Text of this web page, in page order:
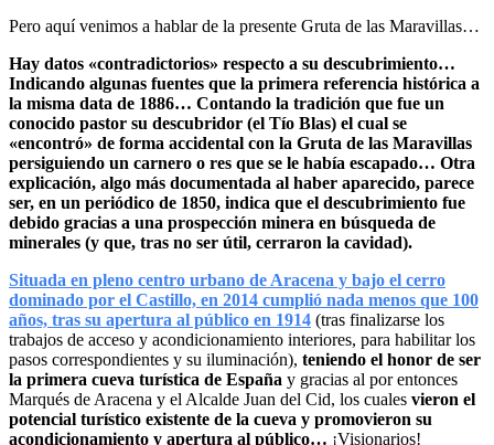
Pero aquí venimos a hablar de la presente Gruta de las Maravillas…
Hay datos «contradictorios» respecto a su descubrimiento…
Indicando algunas fuentes que la primera referencia histórica a
la misma data de 1886… Contando la tradición que fue un
conocido pastor su descubridor (el Tío Blas) el cual se
«encontró» de forma accidental con la Gruta de las Maravillas
persiguiendo un carnero o res que se le había escapado… Otra
explicación, algo más documentada al haber aparecido, parece
ser, en un periódico de 1850, indica que el descubrimiento fue
debido gracias a una prospección minera en búsqueda de
minerales (y que, tras no ser útil, cerraron la cavidad).
Situada en pleno centro urbano de Aracena y bajo el cerro
dominado por el Castillo, en 2014 cumplió nada menos que 100
años, tras su apertura al público en 1914 (tras finalizarse los
trabajos de acceso y acondicionamiento interiores, para habilitar los
pasos correspondientes y su iluminación), teniendo el honor de ser
la primera cueva turística de España y gracias al por entonces
Marqués de Aracena y el Alcalde Juan del Cid, los cuales vieron el
potencial turístico existente de la cueva y promovieron su
acondicionamiento y apertura al público… ¡Visionarios!